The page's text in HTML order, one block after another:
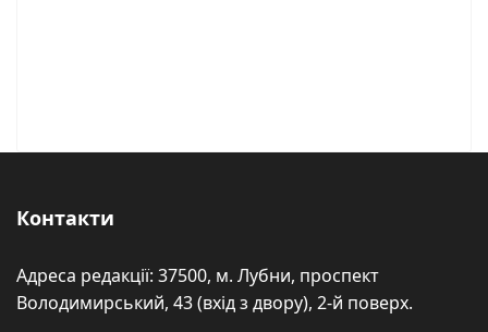
Контакти
Адреса редакції: 37500, м. Лубни, проспект
Володимирський, 43 (вхід з двору), 2-й поверх.